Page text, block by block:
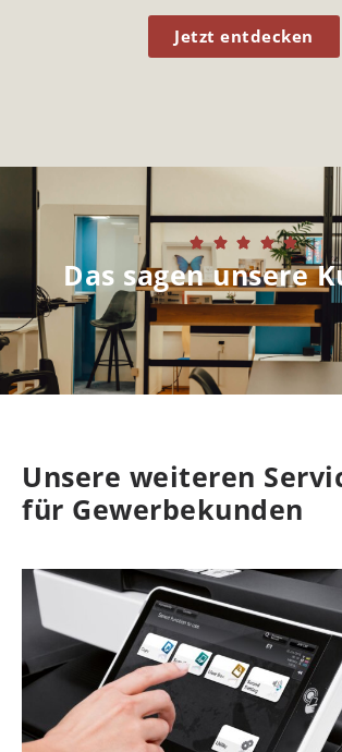
Jetzt entdecken
    
Das sagen unsere
Unsere weiteren
für Gewerbekunden